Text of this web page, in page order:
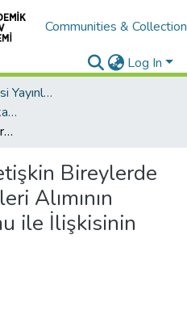
Communities &
Log In
Başkent Üniversitesi Yayınları
Başkent Üniversitesi Makaleler
Tip 2 Diyabetli Yetişkin Bireylerde Diyet ile Yağ Asitleri Alımının Beslenme Durumu ile İlişkisinin Belirlenmesi
Bireylerde
Alımının
ile İlişkisinin